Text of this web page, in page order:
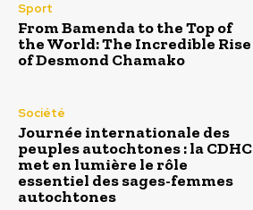
Sport
From Bamenda to the Top of
the World: The Incredible Rise
of Desmond Chamako
Société
Journée internationale des
peuples autochtones : la CDHC
met en lumière le rôle
essentiel des sages-femmes
autochtones